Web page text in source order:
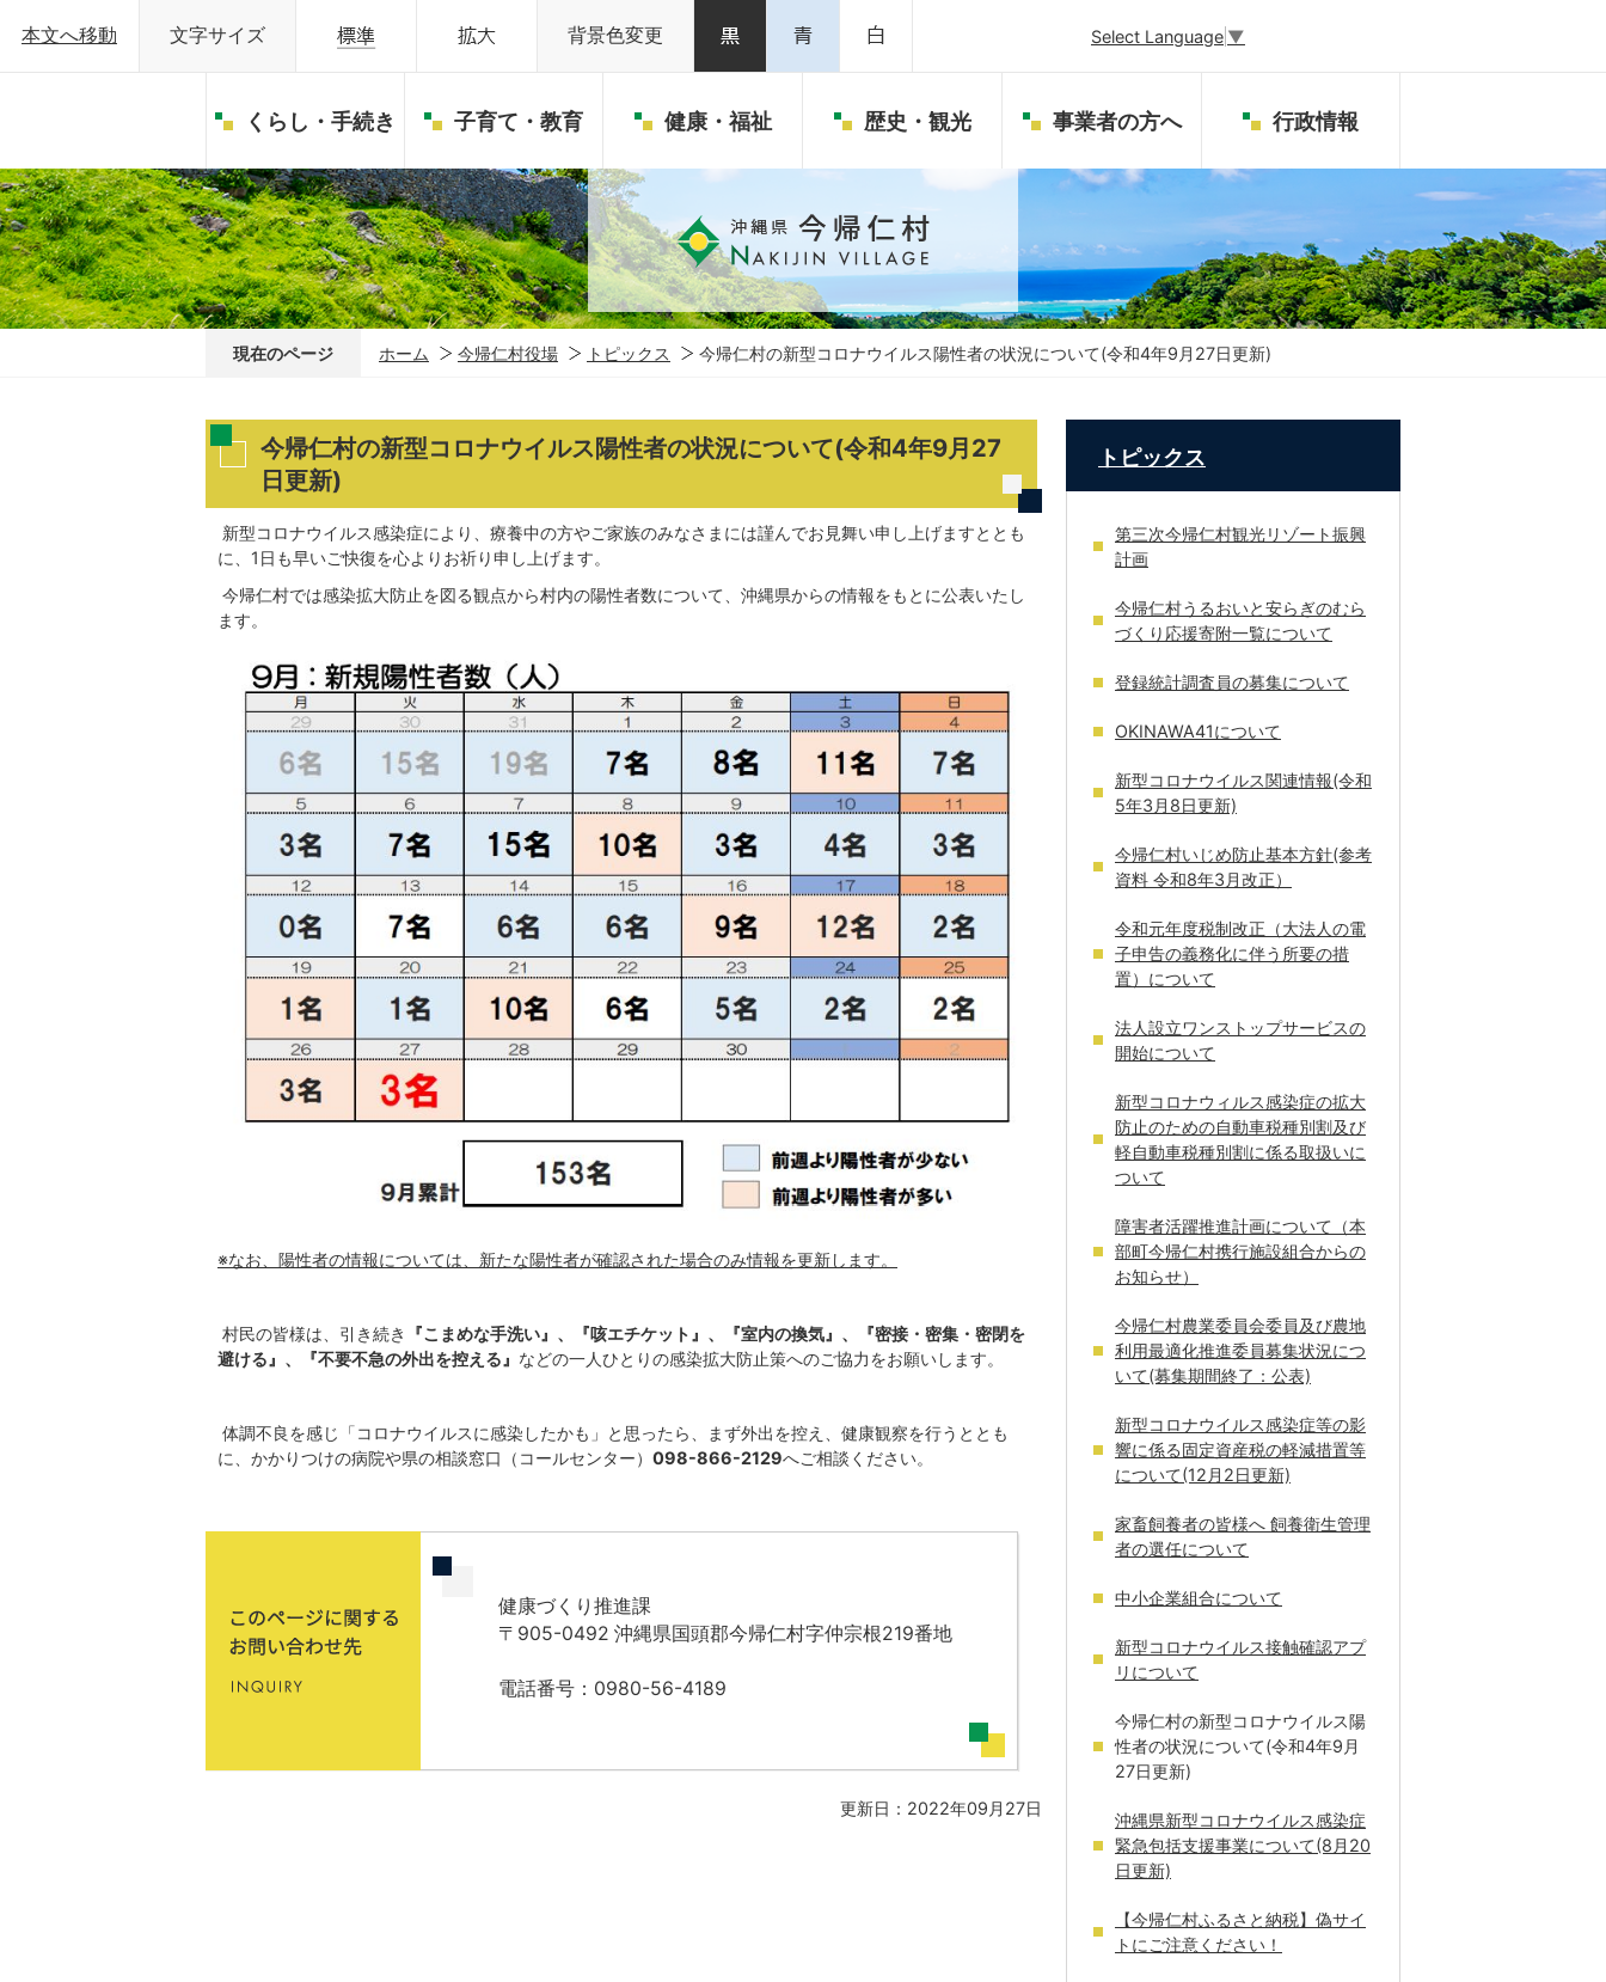
本文へ移動 文字サイズ 背景色変更 Select Language ▼
くらし・手続き 子育て・教育 健康・福祉 歴史・観光 事業者の方へ 行政情報
現在のページ ホーム 今帰仁村役場 トピックス 今帰仁村の新型コロナウイルス陽性者の状況について(令和4年9月27日更新)
今帰仁村の新型コロナウイルス陽性者の状況について(令和4年9月27
日更新)
新型コロナウイルス感染症により、療養中の方やご家族のみなさまには謹んでお見舞い申し上げますととも
に、1日も早いご快復を心よりお祈り申し上げます。
今帰仁村では感染拡大防止を図る観点から村内の陽性者数について、沖縄県からの情報をもとに公表いたし
ます。
※なお、陽性者の情報については、新たな陽性者が確認された場合のみ情報を更新します。
村民の皆様は、引き続き
『こまめな手洗い』、『咳エチケット』、『室内の換気』、『密接・密集・密閉を
避ける』、『不要不急の外出を控える』 などの一人ひとりの感染拡大防止策へのご協力をお願いします。
体調不良を感じ「コロナウイルスに感染したかも」と思ったら、まず外出を控え、健康観察を行うととも
に、かかりつけの病院や県の相談窓口（コールセンター） 098-866-2129へご相談ください。
健康づくり推進課
〒905-0492 沖縄県国頭郡今帰仁村字仲宗根219番地
電話番号：0980-56-4189
更新日：2022年09月27日
トピックス
第三次今帰仁村観光リゾート振興
計画
今帰仁村うるおいと安らぎのむら
づくり応援寄附一覧について
登録統計調査員の募集について
OKINAWA41について
新型コロナウイルス関連情報(令和
5年3月8日更新)
今帰仁村いじめ防止基本方針(参考
資料 令和8年3月改正）
令和元年度税制改正（大法人の電
子申告の義務化に伴う所要の措
置）について
法人設立ワンストップサービスの
開始について
新型コロナウィルス感染症の拡大
防止のための自動車税種別割及び
軽自動車税種別割に係る取扱いに
ついて
障害者活躍推進計画について（本
部町今帰仁村携行施設組合からの
お知らせ）
今帰仁村農業委員会委員及び農地
利用最適化推進委員募集状況につ
いて(募集期間終了：公表)
新型コロナウイルス感染症等の影
響に係る固定資産税の軽減措置等
について(12月2日更新)
家畜飼養者の皆様へ 飼養衛生管理
者の選任について
中小企業組合について
新型コロナウイルス接触確認アプ
リについて
今帰仁村の新型コロナウイルス陽
性者の状況について(令和4年9月
27日更新)
沖縄県新型コロナウイルス感染症
緊急包括支援事業について(8月20
日更新)
【今帰仁村ふるさと納税】偽サイ
トにご注意ください！